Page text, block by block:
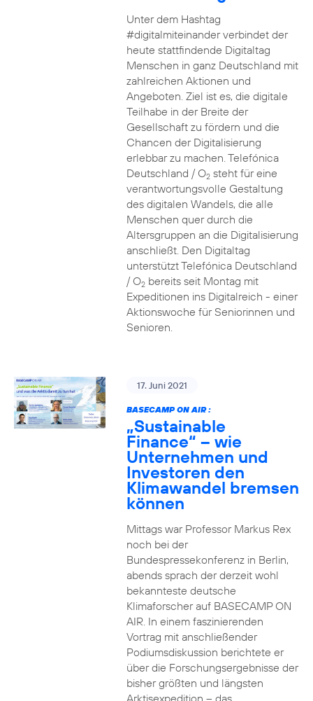
Unter dem Hashtag
#digitalmiteinander verbindet der
heute stattfindende Digitaltag
Menschen in ganz Deutschland mit
zahlreichen Aktionen und
Angeboten. Ziel ist es, die digitale
Teilhabe in der Breite der
Gesellschaft zu fördern und die
Chancen der Digitalisierung
erlebbar zu machen. Telefónica
Deutschland / O2steht für eine
verantwortungsvolle Gestaltung
des digitalen Wandels, die alle
Menschen quer durch die
Altersgruppen an die Digitalisierung
anschließt. Den Digitaltag
unterstützt Telefónica Deutschland
/ O2bereits seit Montag mit
Expeditionen ins Digitalreich - einer
Aktionswoche für Seniorinnen und
Senioren.
17. Juni 2021
BASECAMP ON AIR :
„Sustainable
Finance“ – wie
Unternehmen und
Investoren den
Klimawandel bremsen
können
Mittags war Professor Markus Rex
noch bei der
Bundespressekonferenz in Berlin,
abends sprach der derzeit wohl
bekannteste deutsche
Klimaforscher auf BASECAMP ON
AIR. In einem faszinierenden
Vortrag mit anschließender
Podiumsdiskussion berichtete er
über die Forschungsergebnisse der
bisher größten und längsten
Arktisexpedition – das